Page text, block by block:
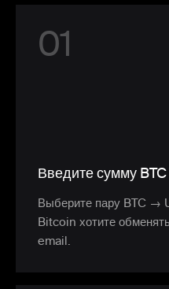
01
Введите сумму BTC
Выберите пару BTC →
Bitcoin хотите
email.